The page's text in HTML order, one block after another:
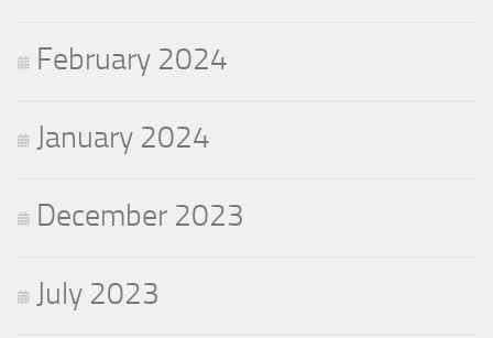
February 2024
January 2024
December 2023
July 2023